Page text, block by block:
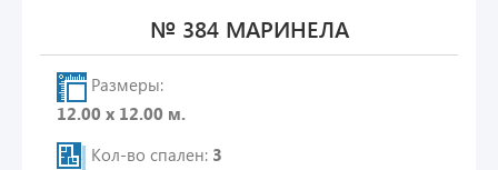
№ 384 МАРИНЕЛА
Размеры:
12.00 х 12.00 м.
Кол-во спален: 3